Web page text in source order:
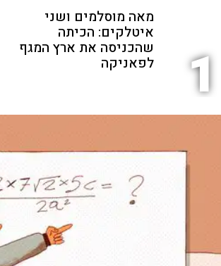
1
מאה מוסלמים ושני
איטלקים: הכיתה
שהכניסה את ארץ המגף
לפאניקה